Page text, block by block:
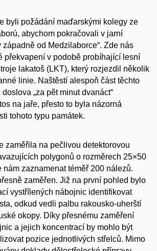
byli požádání maďarskými kolegy ze
abychom pokračovali v jarní
západně od Medzilaborce“. Zde nás
překvapení v podobě probíhající lesní
lakatoš (LKT), který rozjezdil několik
linie. Naštěstí alespoň část těchto
„za pět minut dvanáct“
na jaře, přesto to byla názorná
tohoto typu památek.
zaměřila na pečlivou detektorovou
polygonů o rozměrech 25×50
nám zaznamenat téměř 200 nálezů.
zaměřen. Již na první pohled bylo
vystřílených nábojnic identifikovat
odkud vedli palbu rakousko-uherští
okopy. Díky přesnému zaměření
a jejich koncentrací by mohlo být
pozice jednotlivých střelců. Mimo